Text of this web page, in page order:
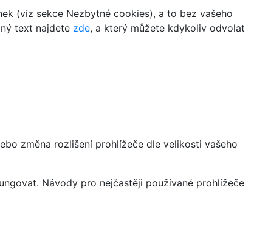
(viz sekce Nezbytné cookies), a to bez vašeho
text najdete zde, a který můžete kdykoliv odvolat
změna rozlišení prohlížeče dle velikosti vašeho
Návody pro nejčastěji používané prohlížeče